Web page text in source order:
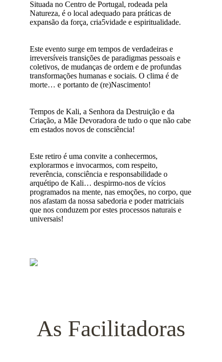
Situada no Centro de Portugal, rodeada pela
Natureza, é o local adequado para práticas de
expansão da força, cria5vidade e espiritualidade.
Este evento surge em tempos de verdadeiras e
irreversíveis transições de paradigmas pessoais e
coletivos, de mudanças de ordem e de profundas
transformações humanas e sociais. O clima é de
morte… e portanto de (re)Nascimento!
Tempos de Kali, a Senhora da Destruição e da
Criação, a Mãe Devoradora de tudo o que não cabe
em estados novos de consciência!
Este retiro é uma convite a conhecermos,
explorarmos e invocarmos, com respeito,
reverência, consciência e responsabilidade o
arquétipo de Kali… despirmo-nos de vícios
programados na mente, nas emoções, no corpo, que
nos afastam da nossa sabedoria e poder matriciais
que nos conduzem por estes processos naturais e
universais!
As Facilitadoras